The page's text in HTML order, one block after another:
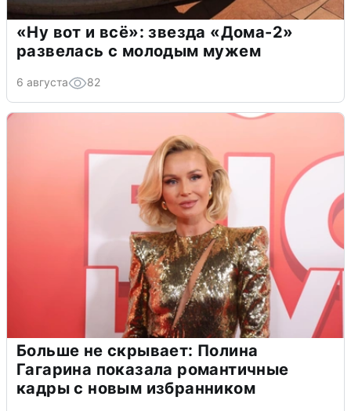
«Ну вот и всё»: звезда «Дома-2»
развелась с молодым мужем
6 августа 82
Больше не скрывает: Полина
Гагарина показала романтичные
кадры с новым избранником